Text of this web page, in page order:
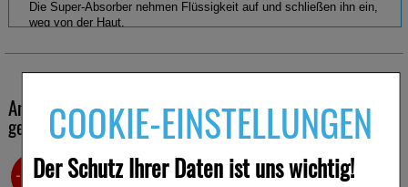
COOKIE-EINSTELLUNGEN
Der Schutz Ihrer Daten ist uns wichtig!
Die Super-Absorber nehmen Flüssigkeit auf und schließen ihn ein,
weg von der Haut.
Seidenweiche und trockene Oberfläche an der Haut
Die Silky Soft Oberfläche hat eine weiche, sanfte, textilartige
gefördert.
Jede TENA Lady Einlage ist einzeln verpackt. So können sie
diskret mitgenommen und bequem entsorgt werden.
Andere Kunden haben ebenfalls folgende Produkte
gekauft
-6,5%